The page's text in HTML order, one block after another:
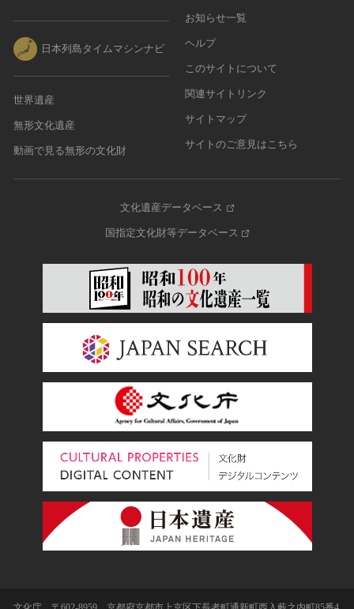
日本列島タイムマシンナビ
世界遺産
無形文化遺産
動画で見る無形の文化財
お知らせ一覧
ヘルプ
このサイトについて
関連サイトリンク
サイトマップ
サイトのご意見はこちら
文化遺産データベース
国指定文化財等データベース